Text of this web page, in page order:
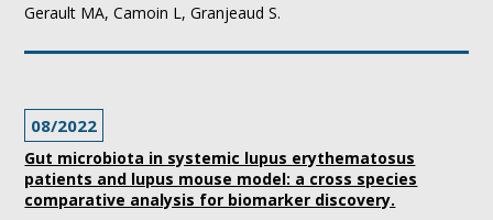
Gerault MA, Camoin L, Granjeaud S.
08/2022
Gut microbiota in systemic lupus erythematosus
patients and lupus mouse model: a cross species
comparative analysis for biomarker discovery.